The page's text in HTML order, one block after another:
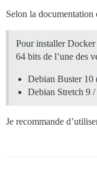
Selon la
Pour installer
64 bits de l’une des
Debian Buster 10
Debian Stretch 9
Je recommande